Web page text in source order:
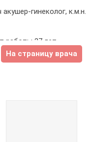
акушер-гинеколог, к.м.н.
работы 27 лет.
На страницу врача